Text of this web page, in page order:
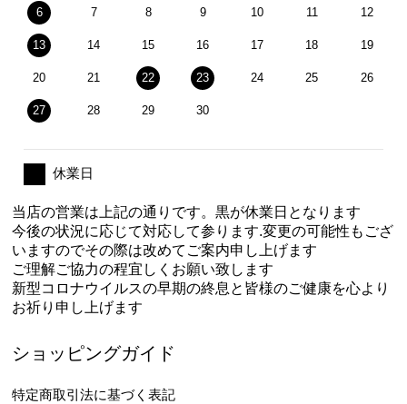
6 7 8 9 10 11 12
13 14 15 16 17 18 19
20 21 22 23 24 25 26
27 28 29 30
休業日
当店の営業は上記の通りです。黒が休業日となります
今後の状況に応じて対応して参ります.変更の可能性もござ
いますのでその際は改めてご案内申し上げます
ご理解ご協力の程宜しくお願い致します
新型コロナウイルスの早期の終息と皆様のご健康を心より
お祈り申し上げます
ショッピングガイド
特定商取引法に基づく表記